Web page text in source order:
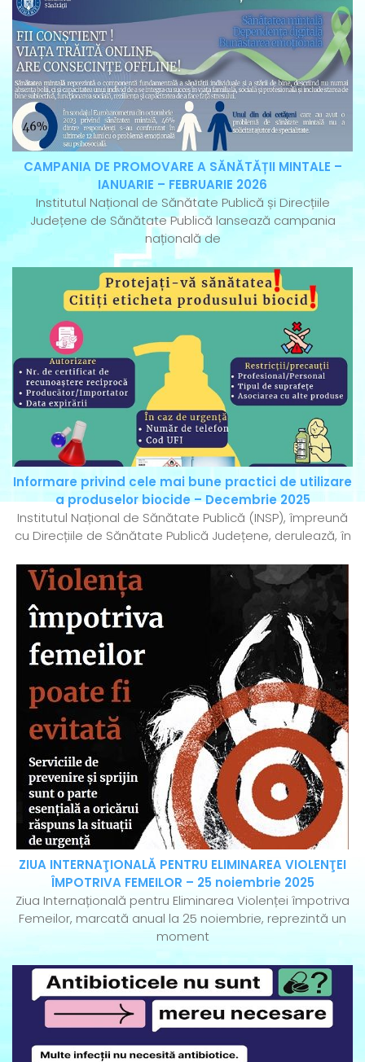
CAMPANIA DE PROMOVARE A SĂNĂTĂȚII MINTALE –
IANUARIE – FEBRUARIE 2026
Institutul Național de Sănătate Publică și Direcțiile
Județene de Sănătate Publică lansează campania
națională de
Informare privind cele mai bune practici de utilizare
a produselor biocide – Decembrie 2025
Institutul Național de Sănătate Publică (INSP), împreună
cu Direcțiile de Sănătate Publică Județene, derulează, în
ZIUA INTERNAŢIONALĂ PENTRU ELIMINAREA VIOLENŢEI
ÎMPOTRIVA FEMEILOR – 25 noiembrie 2025
Ziua Internațională pentru Eliminarea Violenței împotriva
Femeilor, marcată anual la 25 noiembrie, reprezintă un
moment